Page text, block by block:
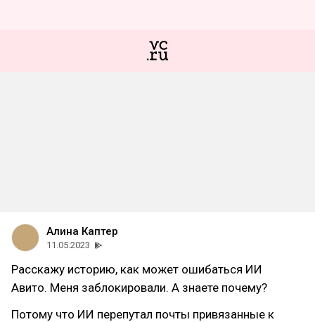
Алина Каптер
11.05.2023
Расскажу историю, как может ошибаться ИИ
Авито. Меня заблокировали. А знаете почему?
Потому что ИИ перепутал почты привязанные к